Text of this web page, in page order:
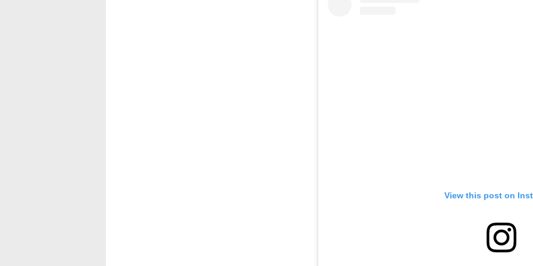
View this post on